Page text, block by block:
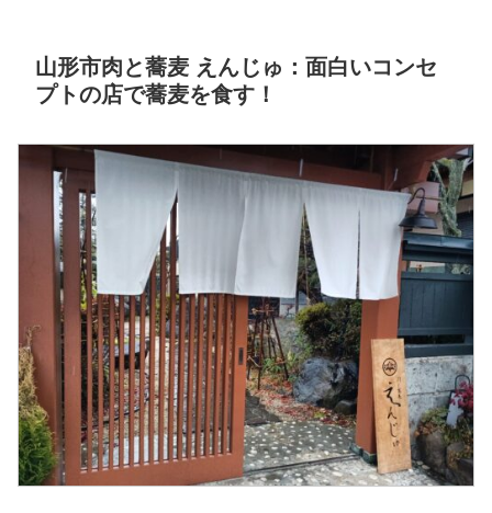
山形市肉と蕎麦 えんじゅ：面白いコンセ
プトの店で蕎麦を食す！